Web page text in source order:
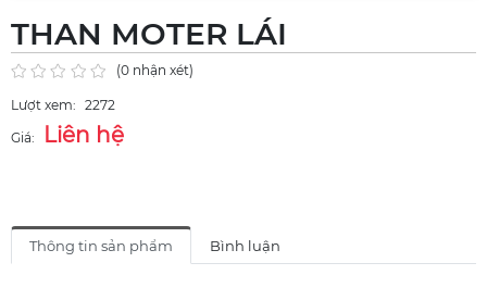
THAN MOTER LÁI
(0 nhận xét)
Lượt xem: 2272
Giá:
Liên hệ
Thông tin sản phẩm Bình luận